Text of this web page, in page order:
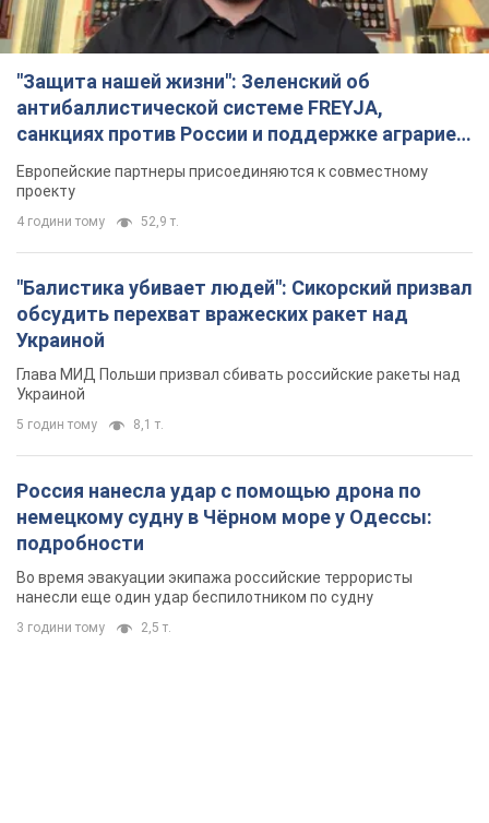
"Защита нашей жизни": Зеленский об
антибаллистической системе FREYJA,
санкциях против России и поддержке аграриев.
Видео
Европейские партнеры присоединяются к совместному
проекту
4 години тому 52,9 т.
"Балистика убивает людей": Сикорский призвал
обсудить перехват вражеских ракет над
Украиной
Глава МИД Польши призвал сбивать российские ракеты над
Украиной
5 годин тому 8,1 т.
Россия нанесла удар с помощью дрона по
немецкому судну в Чёрном море у Одессы:
подробности
Во время эвакуации экипажа российские террористы
нанесли еще один удар беспилотником по судну
3 години тому 2,5 т.